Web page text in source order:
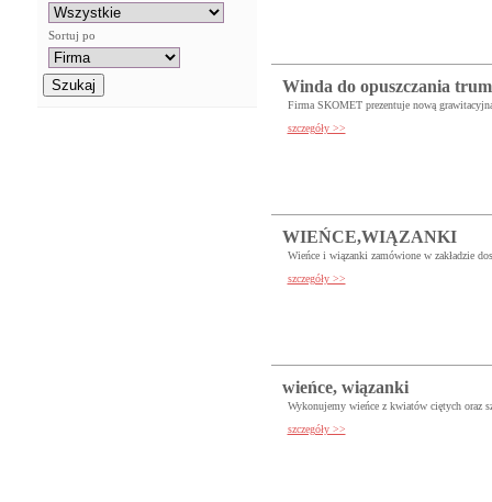
Sortuj po
Winda do opuszczania
Firma SKOMET prezentuje nową
szczegóły >>
WIEŃCE,WIĄZANKI
Wieńce i wiązanki zamówione w zakładzie
szczegóły >>
wieńce, wiązanki
Wykonujemy wieńce z kwiatów ciętych oraz
szczegóły >>